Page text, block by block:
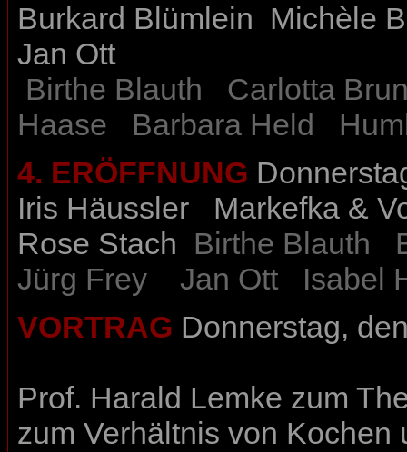
Burkard Blümlein Michèle
Jan Ott
Birthe Blauth
Carlotta
Haase
Barbara Held
4. ERÖFFNUNG
Iris Häussler
Markefka &
Rose Stach
Birthe Blauth
Jürg Frey
Jan Ott
Isabel
VORTRAG Donnerstag,
Prof. Harald Lemke zum
zum Verhältnis von Kochen